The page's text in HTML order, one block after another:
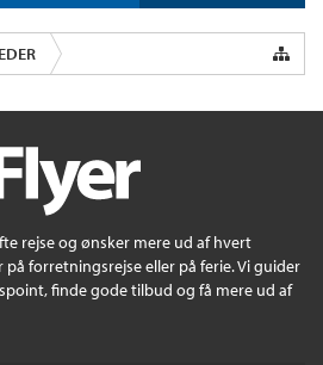
rejse og ønsker mere ud af hvert
forretningsrejse eller på ferie. Vi guider
finde gode tilbud og få mere ud af